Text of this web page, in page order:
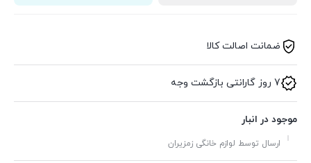
ضمانت اصالت کالا
7 روز گارانتی بازگشت وجه
موجود در انبار
ارسال توسط لوازم خانگی زمزیران